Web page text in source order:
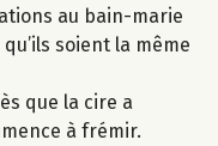
au bain-marie
soient la même
que la cire a
à frémir.